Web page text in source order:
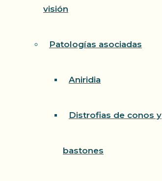
visión
Patologías asociadas
Aniridia
Distrofias de conos y
bastones